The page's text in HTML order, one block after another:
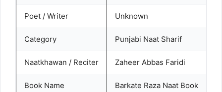
Poet / Writer Unknown
Category Punjabi Naat Sharif
Naatkhawan / Reciter Zaheer Abbas Faridi
Book Name Barkate Raza Naat Book